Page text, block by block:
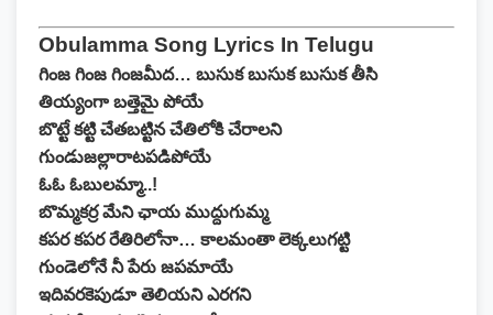
Obulamma Song Lyrics In Telugu
గింజ గింజ గింజమీద… బుసుక బుసుక బుసుక తీసి
తియ్యంగా బత్తెమై పోయే
బొట్టే కట్టి చేతబట్టిన చేతిలోకి చేరాలని
గుండుజల్లారాటపడిపోయే
ఓఓ ఓబులమ్మా..!
బొమ్మకర్ర మేని ఛాయ ముద్దుగుమ్మ
కపర కపర రేతిరిలోనా… కాలమంతా లెక్కలుగట్టి
గుండెలోనే నీ పేరు జపమాయే
ఇదివరకెపుడూ తెలియని ఎరగని